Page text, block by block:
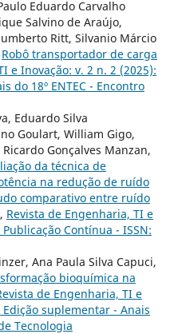
Eduardo Carvalho
Salvino de Araújo,
Ritt, Silvanio Márcio
Robô transportador de carga
e Inovação: v. 2 n. 2 (2025):
do 18º ENTEC - Encontro
Eduardo Silva
Goulart, William Gigo,
Gonçalves Manzan,
da técnica de
na redução de ruído
comparativo entre ruído
, Revista de Engenharia, TI e
Contínua - ISSN:
Ana Paula Silva Capuci,
bioquímica na
de Engenharia, TI e
suplementar - Anais
Tecnologia